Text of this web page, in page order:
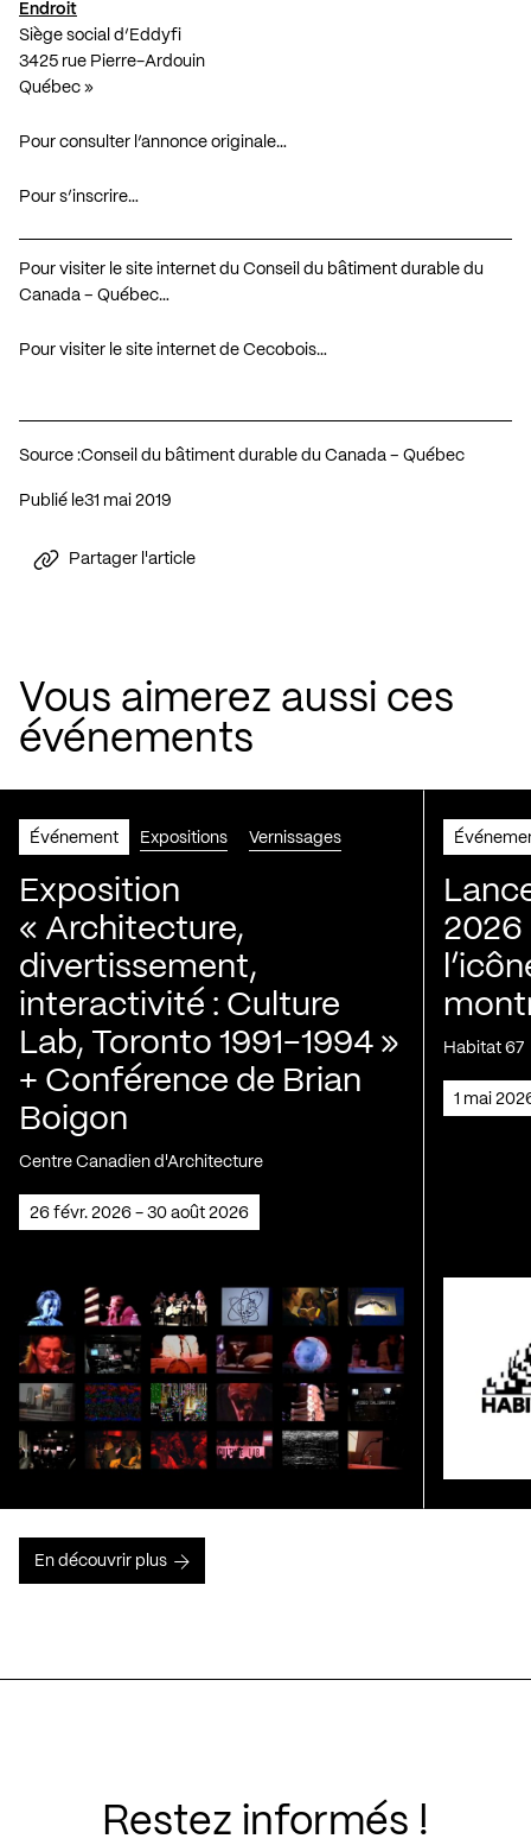
Endroit
Siège social d’Eddyfi
3425 rue Pierre-Ardouin
Québec »
Pour consulter l’annonce originale…
Pour s’inscrire…
Pour visiter le site internet du Conseil du bâtiment durable du
Canada – Québec…
Pour visiter le site internet de Cecobois…
Source :Conseil du bâtiment durable du Canada – Québec
Publié le 31 mai 2019
Partager l'article
Vous aimerez aussi ces
événements
Événement Expositions Vernissages
Exposition
« Architecture,
divertissement,
interactivité : Culture
Lab, Toronto 1991-1994 »
+ Conférence de Brian
Boigon
Centre Canadien d'Architecture
26 févr. 2026 - 30 août 2026
2026
Habitat 67
1 mai
En découvrir plus
Restez informés !